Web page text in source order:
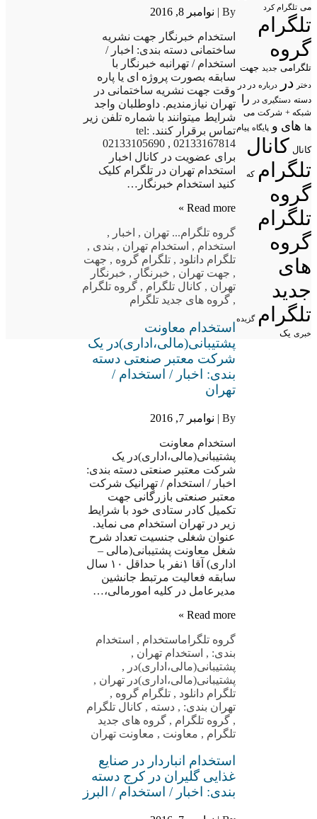
By | نوامبر 8, 2016
استخدام خبرنگار جهت نشریه
ساختمانی دسته بندی: اخبار /
استخدام / تهرانبه خبرنگار با
سابقه بصورت پروژه ای یا پاره
وقت جهت نشریه ساختمانی در
تهران نیازمندیم. داوطلبان واجد
شرایط میتوانند با شماره تلفن زیر
تماس برقرار کنند. tel:
02133105690 , 02133167814
برای عضویت در کانال اخبار
استخدام تهران در تلگرام کلیک
کنید استخدام خبرنگار…
Read more »
گروه تلگرام... تهران , اخبار ,
استخدام , استخدام تهران , بندی ,
تلگرام دانلود , تلگرام گروه , جهت
, جهت تهران , خبرنگار , خبرنگار
تهران , کانال تلگرام , گروه تلگرام
, گروه های جدید تلگرام
استخدام معاونت
پشتیبانی(مالی،اداری)در یک
شرکت معتبر صنعتی دسته
بندی: اخبار / استخدام /
تهران
By | نوامبر 7, 2016
استخدام معاونت
پشتیبانی(مالی،اداری)در یک
شرکت معتبر صنعتی دسته بندی:
اخبار / استخدام / تهرانیک شرکت
معتبر صنعتی بازرگانی جهت
تکمیل کادر ستادی خود با شرایط
زیر در تهران استخدام می نماید.
عنوان شغلی جنسیت تعداد شرح
شغل معاونت پشتیبانی(مالی –
اداری) آقا ۱نفر با حداقل ۱۰ سال
سابقه فعالیت مرتبط جانشین
مدیرعامل در کلیه امورمالی،…
Read more »
گروه تلگراماستخدام , استخدام
بندی: , استخدام تهران ,
پشتیبانی(مالی،اداری)در ,
پشتیبانی(مالی،اداری)در تهران ,
تلگرام دانلود , تلگرام گروه ,
تهران بندی: , دسته , کانال تلگرام
, گروه تلگرام , گروه های جدید
تلگرام , معاونت , معاونت تهران
استخدام انباردار در صنایع
غذایی گلیران در کرج دسته
بندی: اخبار / استخدام / البرز
می تلگرام کرد
تلگرام
گروه
تلگرامی جدید جهت
دختر در درباره در در
دسته دستگیری در را
شبکه + شرکت می
ها های و پایگاه پیام
کانال کانال
تلگرام که
گروه
تلگرام
گروه
های
جدید
تلگرام گزیده
خبری یک